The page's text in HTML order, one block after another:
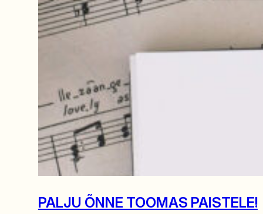
PALJU ÕNNE TOOMAS PAISTELE!